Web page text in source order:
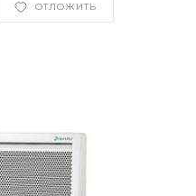
ОТЛОЖИТЬ